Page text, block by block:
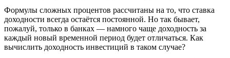
Формулы сложных процентов рассчитаны на то, что ставка
доходности всегда остаётся постоянной. Но так бывает,
пожалуй, только в банках — намного чаще доходность за
каждый новый временной период будет отличаться. Как
вычислить доходность инвестиций в таком случае?